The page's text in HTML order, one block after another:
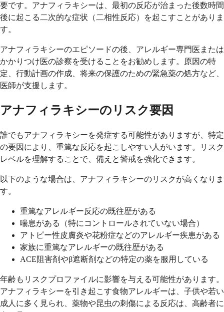
要です。アナフィラキシーは、最初の反応が治まった後数時間
後に起こる二次的な症状（二相性反応）を起こすことがありま
す。
アナフィラキシーのエピソードの後、アレルギー専門医または
かかりつけ医の診察を受けることをお勧めします。原因の特
定、行動計画の作成、将来の保護のための緊急薬の処方など、
医師が支援します。
アナフィラキシーのリスク要因
誰でもアナフィラキシーを発症する可能性がありますが、特定
の要因により、重篤な反応を起こしやすい人がいます。リスク
レベルを理解することで、備えと警戒を強化できます。
以下のような場合は、アナフィラキシーのリスクが高くなりま
す。
重篤なアレルギー反応の既往歴がある
喘息がある（特にコントロールされていない場合）
アトピー性皮膚炎や花粉症などのアレルギー疾患がある
家族に重篤なアレルギーの既往歴がある
ACE阻害剤やβ遮断剤などの特定の薬を服用している
年齢もリスクプロファイルに影響を与える可能性があります。
アナフィラキシーを引き起こす食物アレルギーは、子供や若い
成人に多く見られ、薬物や昆虫の刺傷による反応は、高齢者に